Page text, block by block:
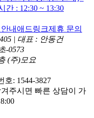
간 : 12:30 ~ 13:30
내 애드링크제휴 문의
| 대표 : 안동건
-0573
(주)모요
호: 1544-3827
주시면 빠른 상담이 가